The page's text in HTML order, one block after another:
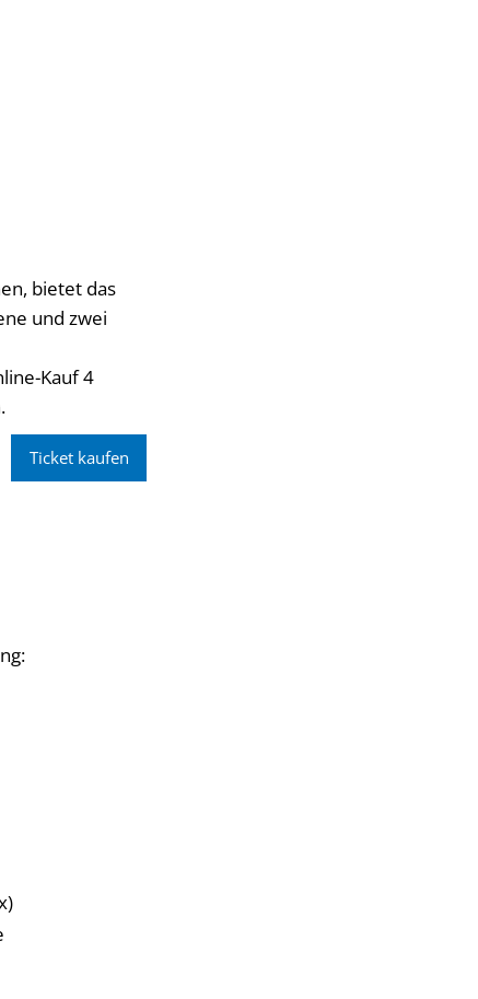
bietet das
und zwei
Kauf 4
Ticket kaufen